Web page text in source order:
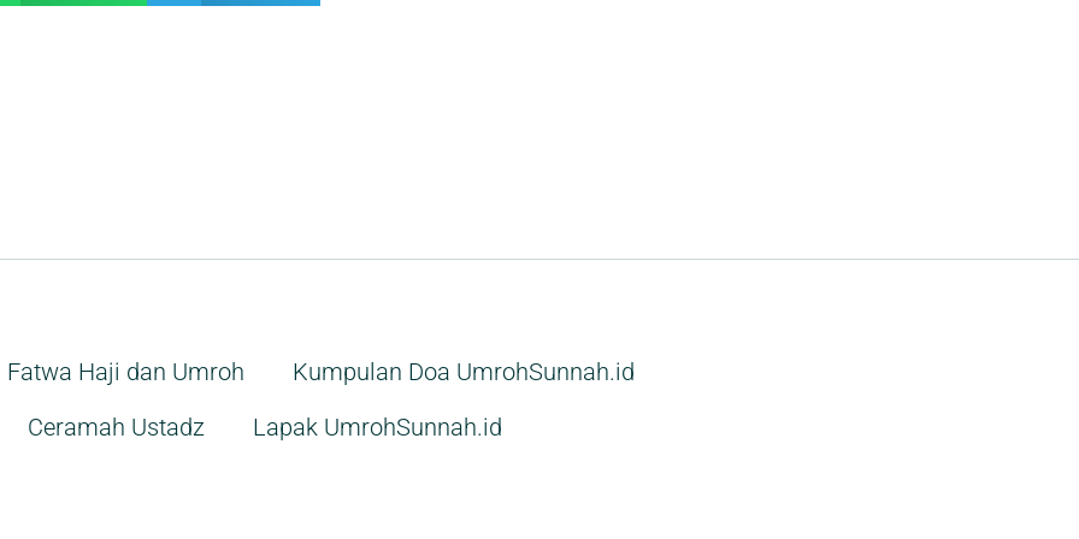
Fatwa Haji dan Umroh
Kumpulan Doa UmrohSunnah.id
Ceramah Ustadz
Lapak UmrohSunnah.id